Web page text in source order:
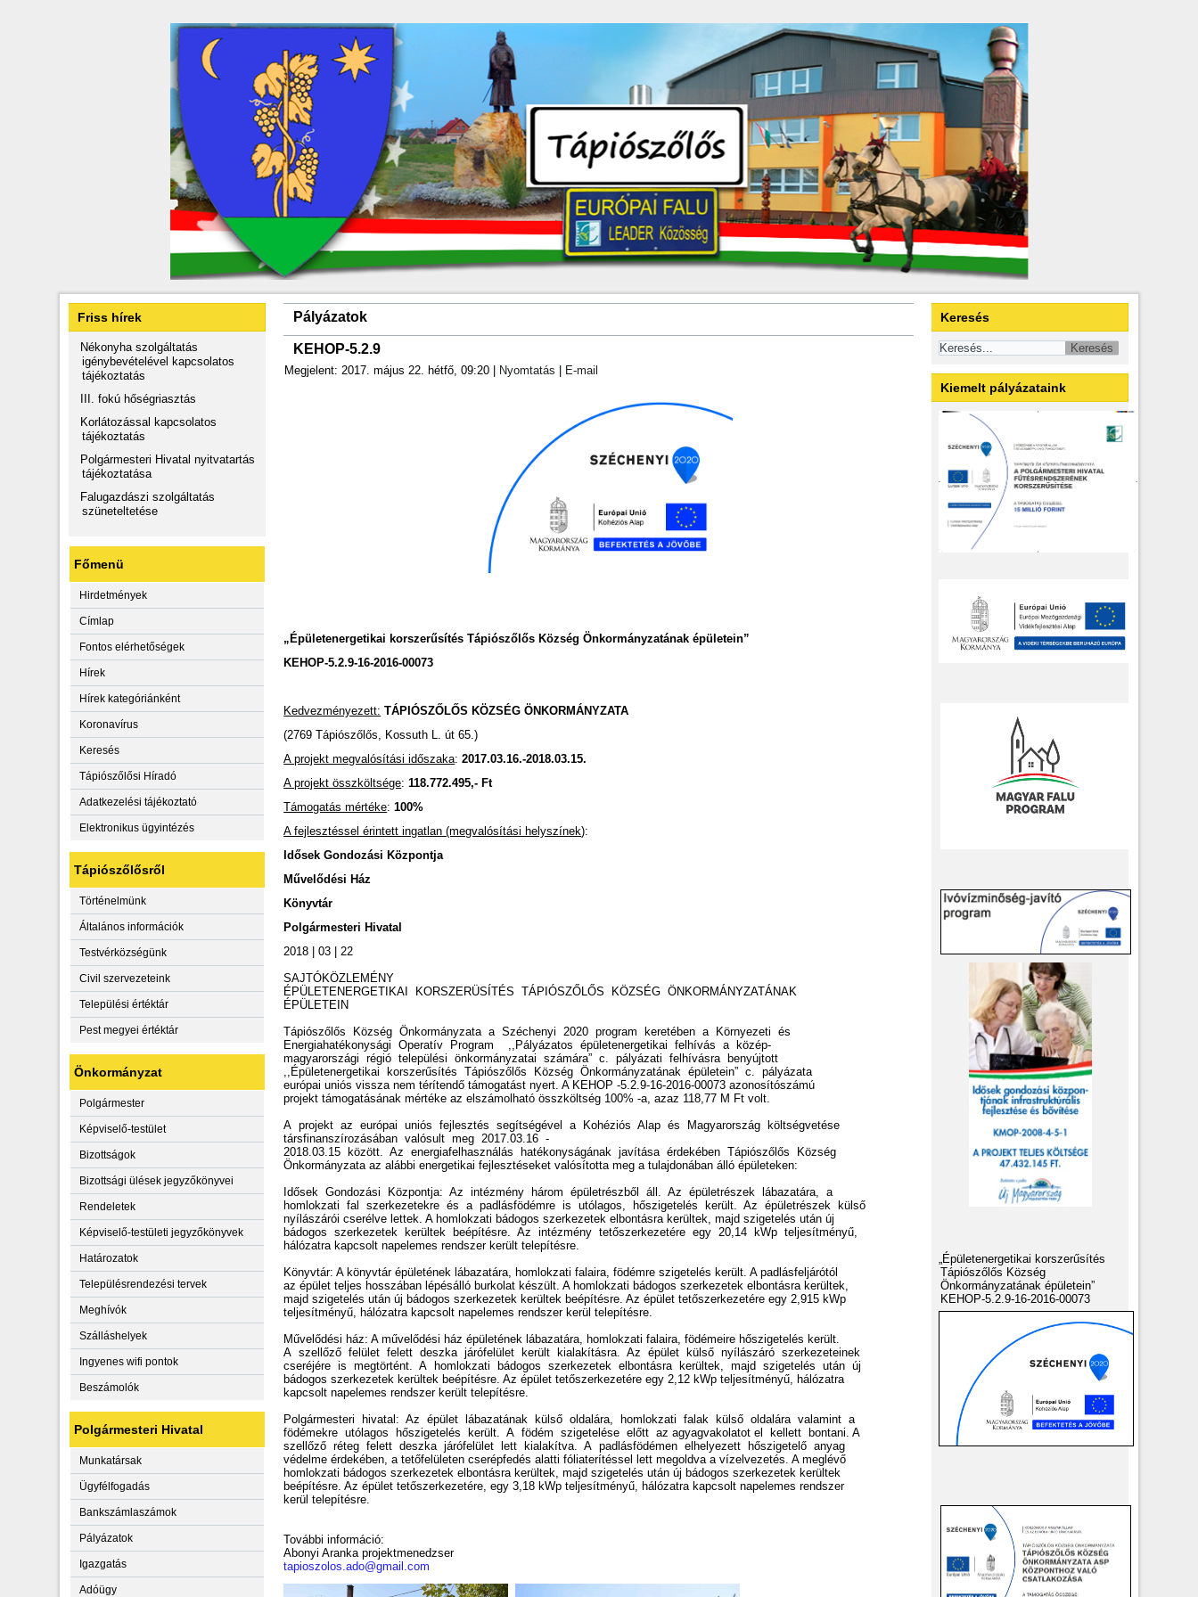
Friss hírek
Nékonyha szolgáltatás
igénybevételével kapcsolatos
tájékoztatás
III. fokú hőségriasztás
Korlátozással kapcsolatos
tájékoztatás
Polgármesteri Hivatal nyitvatartás
tájékoztatása
Falugazdászi szolgáltatás
szüneteltetése
Főmenü
Hirdetmények
Címlap
Fontos elérhetőségek
Hírek
Hírek kategóriánként
Koronavírus
Keresés
Tápiószőlősi Híradó
Adatkezelési tájékoztató
Elektronikus ügyintézés
Tápiószőlősről
Történelmünk
Általános információk
Testvérközségünk
Civil szervezeteink
Települési értéktár
Pest megyei értéktár
Önkormányzat
Polgármester
Képviselő-testület
Bizottságok
Bizottsági ülések jegyzőkönyvei
Rendeletek
Képviselő-testületi jegyzőkönyvek
Határozatok
Településrendezési tervek
Meghívók
Szálláshelyek
Ingyenes wifi pontok
Beszámolók
Polgármesteri Hivatal
Munkatársak
Ügyfélfogadás
Bankszámlaszámok
Pályázatok
Igazgatás
Adóügy
Pályázatok
KEHOP-5.2.9
Megjelent: 2017. május 22. hétfő, 09:20 Nyomtatás E-mail
„ Épületenergetikai korszerűsítés Tápiószőlős Község Önkormányzatának épületein”
KEHOP-5.2.9-16-2016-00073
Kedvezményezett: TÁPIÓSZŐLŐS KÖZSÉG ÖNKORMÁNYZATA
(2769 Tápiószőlős, Kossuth L. út 65.)
A projekt megvalósítási időszaka:2017.03.16.-2018.03.15.
A projekt összköltsége:118.772.495,- Ft
Támogatás mértéke:100%
A fejlesztéssel érintett ingatlan (megvalósítási helyszínek):
Idősek Gondozási Központja
Művelődési Ház
Könyvtár
Polgármesteri Hivatal
2018 | 03 | 22
SAJTÓKÖZLEMÉNY
ÉPÜLETENERGETIKAI KORSZERÜSÍTÉS TÁPIÓSZŐLŐS KÖZSÉG ÖNKORMÁNYZATÁNAK
ÉPÜLETEIN
Tápiószőlős Község Önkormányzata a Széchenyi 2020 program keretében a Környezeti és
Energiahatékonysági Operatív Program ,,Pályázatos épületenergetikai felhívás a közép-
magyarországi régió települési önkormányzatai számára” c. pályázati felhívásra benyújtott
,,Épületenergetikai korszerűsítés Tápiószőlős Község Önkormányzatának épületein” c. pályázata
európai uniós vissza nem térítendő támogatást nyert. A KEHOP -5.2.9-16-2016-00073 azonosítószámú
projekt támogatásának mértéke az elszámolható összköltség 100% -a, azaz 118,77 M Ft volt.
A projekt az európai uniós fejlesztés segítségével a Kohéziós Alap és Magyarország költségvetése
társfinanszírozásában valósult meg 2017.03.16 -
2018.03.15 között. Az energiafelhasználás hatékonyságának javítása érdekében Tápiószőlős Község
Önkormányzata az alábbi energetikai fejlesztéseket valósította meg a tulajdonában álló épületeken:
Idősek Gondozási Központja: Az intézmény három épületrészből áll. Az épületrészek lábazatára, a
homlokzati fal szerkezetekre és a padlásfödémre is utólagos, hőszigetelés került. Az épületrészek külső
nyílászárói cserélve lettek. A homlokzati bádogos szerkezetek elbontásra kerültek, majd szigetelés után új
bádogos szerkezetek kerültek beépítésre. Az intézmény tetőszerkezetére egy 20,14 kWp teljesítményű,
hálózatra kapcsolt napelemes rendszer került telepítésre.
Könyvtár: A könyvtár épületének lábazatára, homlokzati falaira, födémre szigetelés került. A padlásfeljárótól
az épület teljes hosszában lépésálló burkolat készült. A homlokzati bádogos szerkezetek elbontásra kerültek,
majd szigetelés után új bádogos szerkezetek kerültek beépítésre. Az épület tetőszerkezetére egy 2,915 kWp
teljesítményű, hálózatra kapcsolt napelemes rendszer kerül telepítésre.
Művelődési ház: A művelődési ház épületének lábazatára, homlokzati falaira, födémeire hőszigetelés került.
A szellőző felület felett deszka járófelület került kialakításra. Az épület külső nyílászáró szerkezeteinek
cseréjére is megtörtént. A homlokzati bádogos szerkezetek elbontásra kerültek, majd szigetelés után új
bádogos szerkezetek kerültek beépítésre. Az épület tetőszerkezetére egy 2,12 kWp teljesítményű, hálózatra
kapcsolt napelemes rendszer került telepítésre.
Polgármesteri hivatal: Az épület lábazatának külső oldalára, homlokzati falak külső oldalára valamint a
födémekre utólagos hőszigetelés került. A födém szigetelése előtt az agyagvakolatot el kellett bontani. A
szellőző réteg felett deszka járófelület lett kialakítva. A padlásfödémen elhelyezett hőszigetelő anyag
védelme érdekében, a tetőfelületen cserépfedés alatti fóliaterítéssel lett megoldva a vízelvezetés. A meglévő
homlokzati bádogos szerkezetek elbontásra kerültek, majd szigetelés után új bádogos szerkezetek kerültek
beépítésre. Az épület tetőszerkezetére, egy 3,18 kWp teljesítményű, hálózatra kapcsolt napelemes rendszer
kerül telepítésre.
További információ:
Abonyi Aranka projektmenedzser
tapioszolos.ado@gmail.com
Keresés
Kiemelt pályázataink
„Épületenergetikai korszerűsítés
Tápiószőlős Község
Önkormányzatának épületein”
KEHOP-5.2.9-16-2016-00073